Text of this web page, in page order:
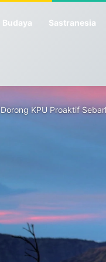
Budaya Sastranesia
Dorong KPU Proaktif